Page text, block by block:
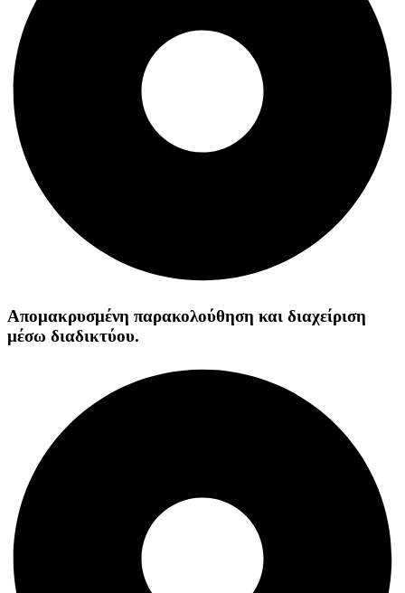
Απομακρυσμένη παρακολούθηση και διαχείριση
μέσω διαδικτύου.